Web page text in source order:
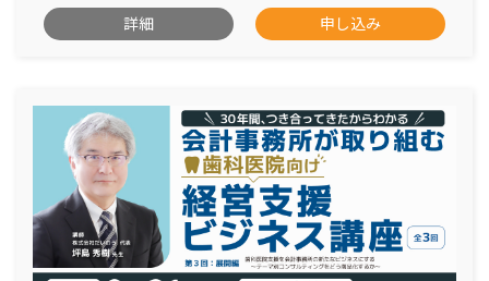
詳細
申し込み